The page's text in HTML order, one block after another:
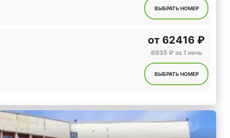
ВЫБРАТЬ НОМЕР
от 62416 ₽
6935 ₽ за 1 ночь
ВЫБРАТЬ НОМЕР